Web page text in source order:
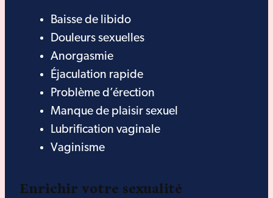
Baisse de libido
Douleurs sexuelles
Anorgasmie
Éjaculation rapide
Problème d’érection
Manque de plaisir sexuel
Lubrification vaginale
Vaginisme
Enrichir votre sexualité